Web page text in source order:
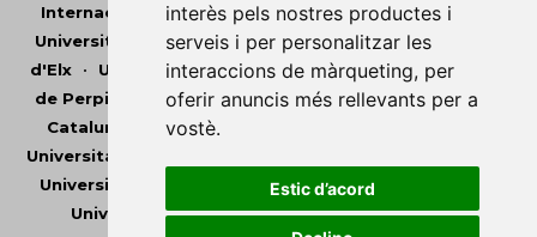
interès pels nostres productes i
serveis i per personalitzar les
interaccions de màrqueting, per
oferir anuncis més rellevants per a
vostè.
Estic d’acord
Internacional de Catalunya•Universitat Jaume I
Universitat de Lleida• Universitat Miguel Hernández
d'Elx• Universitat Oberta de Catalunya•Universitat
de Perpinyà Via Domitia•Universitat Politècnica de
Catalunya
Universitat Politècnica de València
Universitat Pompeu Fabra
Universitat Rovira i Virgili
•Universitat de Sàsser
Universitat de València•Universitat de Vic -